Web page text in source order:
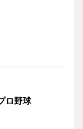
ロ野球